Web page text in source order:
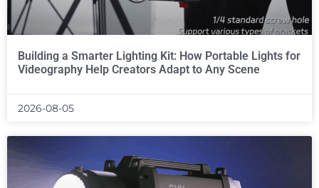
Building a Smarter Lighting Kit: How Portable Lights for
Videography Help Creators Adapt to Any Scene
2026-08-05